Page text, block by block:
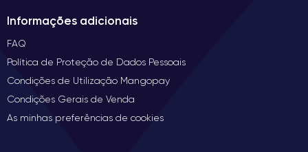
Informações adicionais
FAQ
Política de Proteção de Dados Pessoais
Condições de Utilização Mangopay
Condições Gerais de Venda
As minhas preferências de cookies